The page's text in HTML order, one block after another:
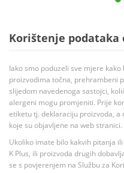
Korištenje podataka
Iako smo poduzeli sve mjere
proizvodima točna, prehrambeni
slijedom navedenoga sastojci,
alergeni mogu promjeniti. Prije
etiketu tj. deklaraciju proizvoda,
koje su objavljene na web stranici.
Ukoliko imate bilo kakvih pitanja
K Plus, ili proizvoda drugih
se s povjerenjem na Službu za